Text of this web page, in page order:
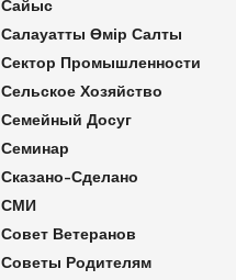
Сайыс
Салауатты Өмір Салты
Сектор Промышленности
Сельское Хозяйство
Семейный Досуг
Семинар
Сказано-Сделано
СМИ
Совет Ветеранов
Советы Родителям